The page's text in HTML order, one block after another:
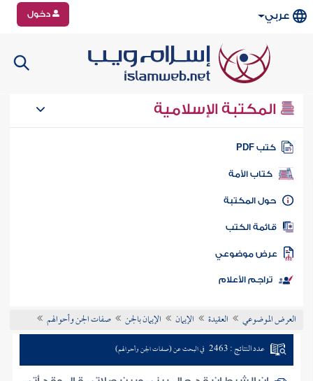
عربي دخول
المكتبة الإسلامية
كتب PDF
كتاب الأمة
المكتبة
الكتب
موضوعي
تراجم الأعلام
العرض الموضوعي العقيدة الإيمان الإيمان بالجن صفات الجن وأحوالهم
عدد النتائج : 2463 في البحث عن (صفات الجن وأحوالهم)